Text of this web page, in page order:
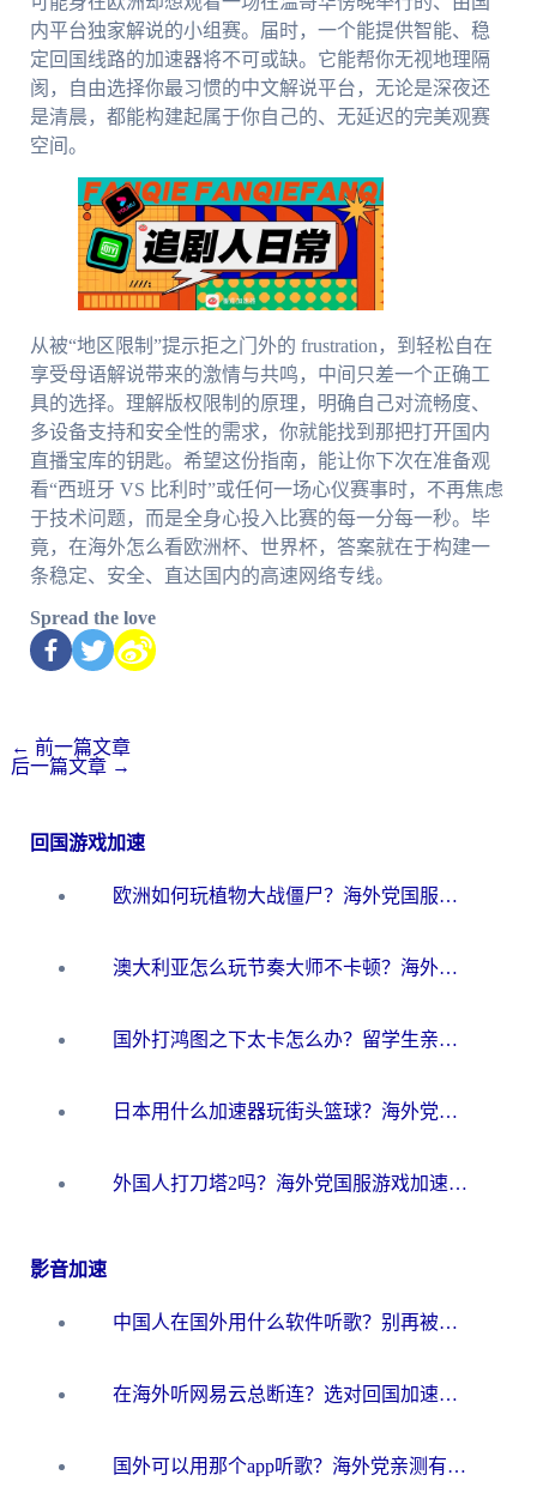
内平台独家解说的小组赛。届时，一个能提供智能、稳
定回国线路的加速器将不可或缺。它能帮你无视地理隔
阂，自由选择你最习惯的中文解说平台，无论是深夜还
是清晨，都能构建起属于你自己的、无延迟的完美观赛
空间。
从被“地区限制”提示拒之门外的 frustration，到轻松自在
享受母语解说带来的激情与共鸣，中间只差一个正确工
具的选择。理解版权限制的原理，明确自己对流畅度、
多设备支持和安全性的需求，你就能找到那把打开国内
直播宝库的钥匙。希望这份指南，能让你下次在准备观
看“西班牙 VS 比利时”或任何一场心仪赛事时，不再焦虑
于技术问题，而是全身心投入比赛的每一分每一秒。毕
竟，在海外怎么看欧洲杯、世界杯，答案就在于构建一
条稳定、安全、直达国内的高速网络专线。
Spread the love
← 前一篇文章
后一篇文章 →
回国游戏加速
欧洲如何玩植物大战僵尸？海外党国服游戏加速避坑指南（附实测对比）
澳大利亚怎么玩节奏大师不卡顿？海外党国服游戏加速终极指南
国外打鸿图之下太卡怎么办？留学生亲测有效的国服游戏加速方案
日本用什么加速器玩街头篮球？海外党国服游戏不卡顿的终极攻略
外国人打刀塔2吗？海外党国服游戏加速避坑全攻略
影音加速
中国人在国外用什么软件听歌？别再被地域限制卡脖子，这篇教你轻松解锁国内音乐库
在海外听网易云总断连？选对回国加速器，告别地区限制和卡顿
国外可以用那个app听歌？海外党亲测有效的回国加速方案，轻松听国内音乐听书